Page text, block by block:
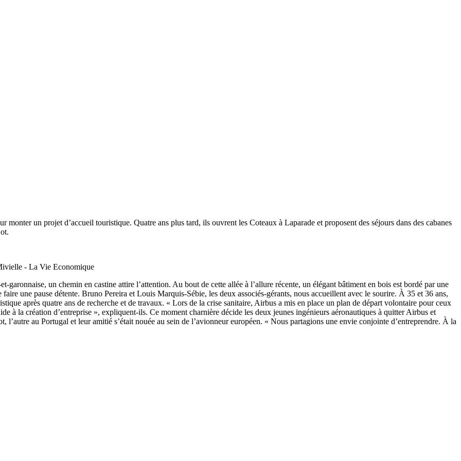
un projet d’accueil touristique. Quatre ans plus tard, ils ouvrent les Coteaux à Laparade et proposent des séjours dans des cabanes
- La Vie Economique
garonnaise, un chemin en castine attire l’attention. Au bout de cette allée à l’allure récente, un élégant bâtiment en bois est bordé par une
une pause détente. Bruno Pereira et Louis Marquis-Sébie, les deux associés-gérants, nous accueillent avec le sourire. À 35 et 36 ans,
après quatre ans de recherche et de travaux. « Lors de la crise sanitaire, Airbus a mis en place un plan de départ volontaire pour ceux
à la création d’entreprise », expliquent-ils. Ce moment charnière décide les deux jeunes ingénieurs aéronautiques à quitter Airbus et
au Portugal et leur amitié s’était nouée au sein de l’avionneur européen. « Nous partagions une envie conjointe d’entreprendre. À la